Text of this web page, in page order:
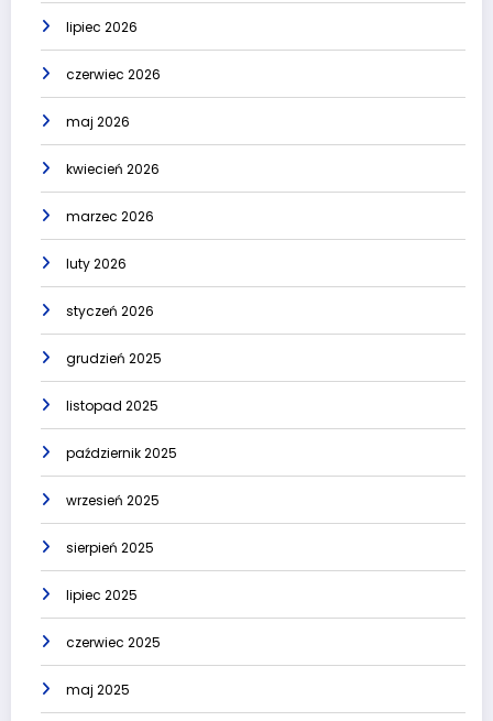
lipiec 2026
czerwiec 2026
maj 2026
kwiecień 2026
marzec 2026
luty 2026
styczeń 2026
grudzień 2025
listopad 2025
październik 2025
wrzesień 2025
sierpień 2025
lipiec 2025
czerwiec 2025
maj 2025